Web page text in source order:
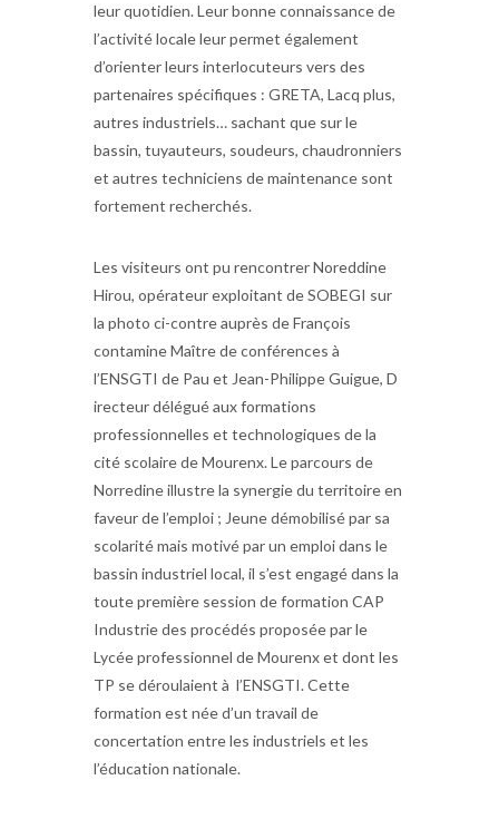
leur quotidien. Leur bonne connaissance de
l’activité locale leur permet également
d’orienter leurs interlocuteurs vers des
partenaires spécifiques : GRETA, Lacq plus,
autres industriels… sachant que sur le
bassin, tuyauteurs, soudeurs, chaudronniers
et autres techniciens de maintenance sont
fortement recherchés.
Les visiteurs ont pu rencontrer Noreddine
Hirou, opérateur exploitant de SOBEGI sur
la photo ci-contre auprès de François
contamine Maître de conférences à
l’ENSGTI de Pau et Jean-Philippe Guigue, D​
irecteur délégué aux formations
professionnelles et technologiques de la
cité scolaire de Mourenx. Le parcours de
Norredine illustre la synergie du territoire en
faveur de l’emploi ; Jeune démobilisé par sa
scolarité mais motivé par un emploi dans le
bassin industriel local, il s’est engagé dans la
toute première session de formation CAP
Industrie des procédés proposée par le
Lycée professionnel de Mourenx et dont les
TP se déroulaient à l’ENSGTI. Cette
formation est née d’un travail de
concertation entre les industriels et les
l’éducation nationale.